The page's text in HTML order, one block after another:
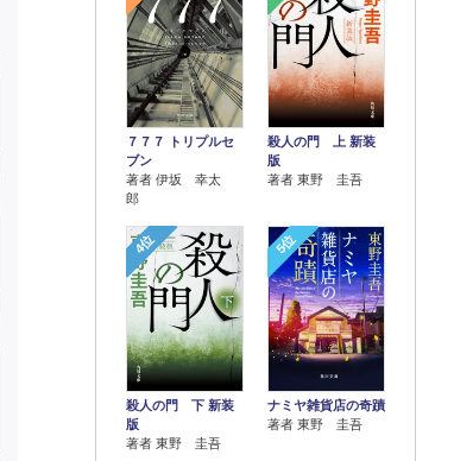
７７７ トリプルセ
ブン
著者 伊坂 幸太
郎
殺人の門 上 新装
版
著者 東野 圭吾
4位
殺人の門 下 新装
版
著者 東野 圭吾
5位
ナミヤ雑貨店の奇蹟
著者 東野 圭吾